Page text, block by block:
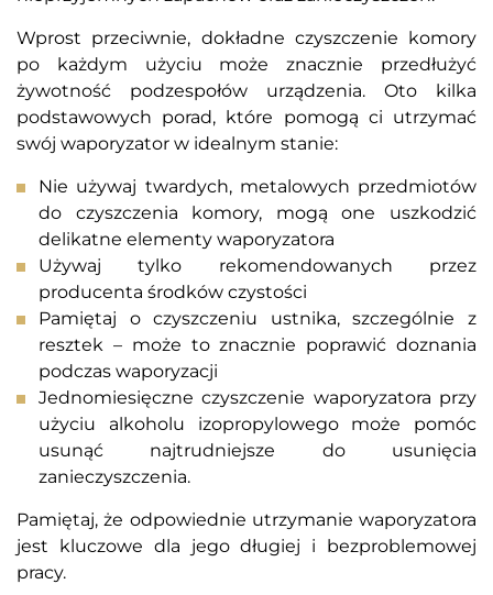
Wprost przeciwnie, dokładne czyszczenie komory
po każdym użyciu może znacznie przedłużyć
żywotność podzespołów urządzenia. Oto kilka
podstawowych porad, które pomogą ci utrzymać
swój waporyzator w idealnym stanie:
Nie używaj twardych, metalowych przedmiotów
do czyszczenia komory, mogą one uszkodzić
delikatne elementy waporyzatora
Używaj tylko rekomendowanych przez
producenta środków czystości
Pamiętaj o czyszczeniu ustnika, szczególnie z
resztek – może to znacznie poprawić doznania
podczas waporyzacji
Jednomiesięczne czyszczenie waporyzatora przy
użyciu alkoholu izopropylowego może pomóc
usunąć najtrudniejsze do usunięcia
zanieczyszczenia.
Pamiętaj, że odpowiednie utrzymanie waporyzatora
jest kluczowe dla jego długiej i bezproblemowej
pracy.